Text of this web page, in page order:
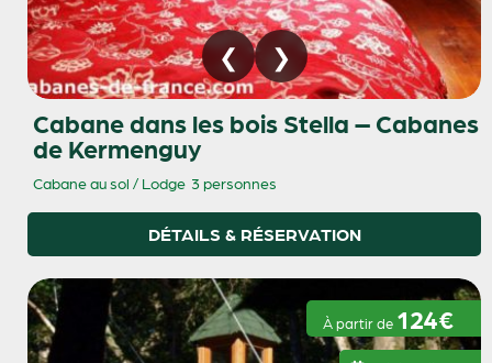
Cabane dans les bois Stella – Cabanes
de Kermenguy
Cabane au sol / Lodge 3 personnes
DÉTAILS & RÉSERVATION
À partir de 124€